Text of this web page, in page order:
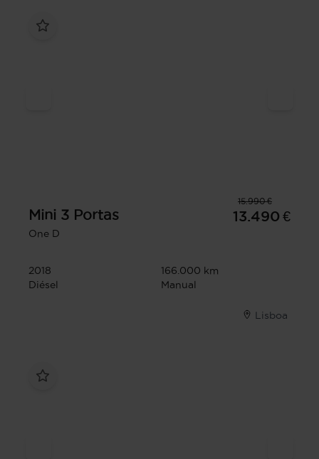
15.990 €
Mini 3 Portas
One D
13.490 €
2018
166.000 km
Diésel
Manual
Lisboa